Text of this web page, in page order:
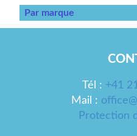
Par marque
Tél : +41
Mail :
Protection